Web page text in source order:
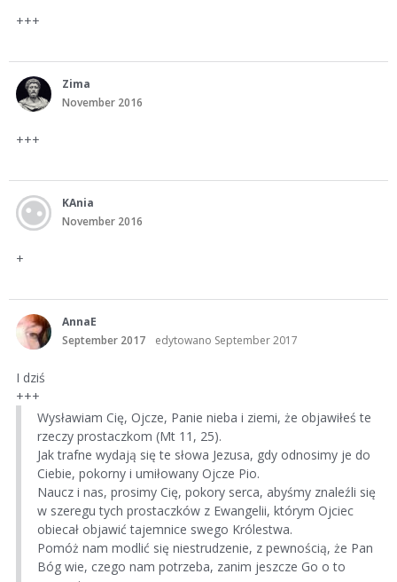
+++
Zima
November 2016
+++
KAnia
November 2016
+
AnnaE
September 2017
edytowano September 2017
I dziś
+++
Wysławiam Cię, Ojcze, Panie nieba i ziemi, że objawiłeś te
rzeczy prostaczkom (Mt 11, 25).
Jak trafne wydają się te słowa Jezusa, gdy odnosimy je do
Ciebie, pokorny i umiłowany Ojcze Pio.
Naucz i nas, prosimy Cię, pokory serca, abyśmy znaleźli się
w szeregu tych prostaczków z Ewangelii, którym Ojciec
obiecał objawić tajemnice swego Królestwa.
Pomóż nam modlić się niestrudzenie, z pewnością, że Pan
Bóg wie, czego nam potrzeba, zanim jeszcze Go o to